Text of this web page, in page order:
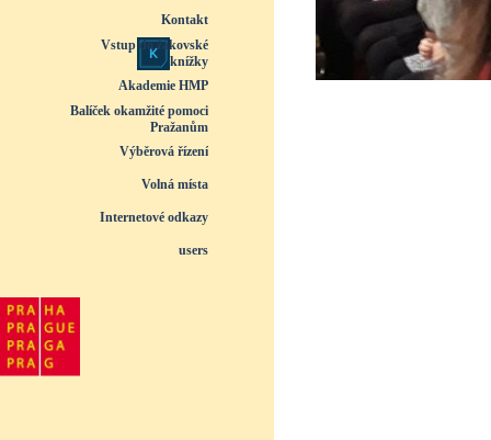
Kontakt
Vstup do žákovské
knížky
Akademie HMP
Balíček okamžité pomoci
Pražanům
Výběrová řízení
Volná místa
Internetové odkazy
users